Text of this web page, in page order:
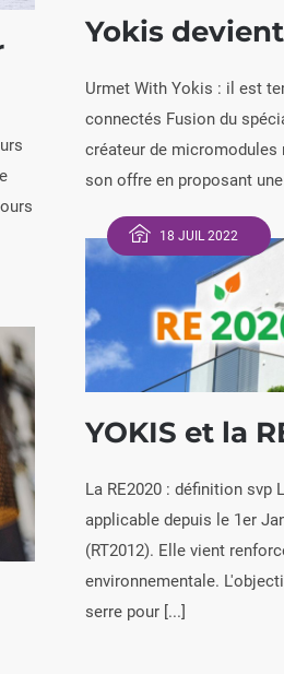
Yokis
Urmet With Yokis : il est
connectés Fusion du
créateur de micromodules
son offre en proposant
YOKIS et la
La RE2020 : définition svp
applicable depuis le 1er
(RT2012). Elle vient
environnementale.
serre pour [...]
18 JUIL 2022